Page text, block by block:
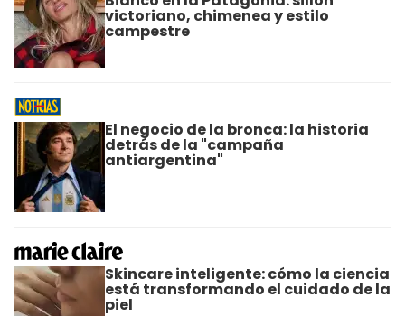
victoriano, chimenea y estilo
campestre
El negocio de la bronca: la historia
detrás de la "campaña
antiargentina"
Skincare inteligente: cómo la ciencia
está transformando el cuidado de la
piel